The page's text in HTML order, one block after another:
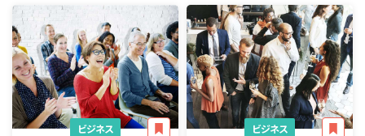
ビジネス ビジネス